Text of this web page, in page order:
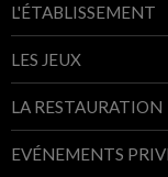
L'ÉTABLISSEMENT
LES JEUX
LA RESTAURATION
EVÉNEMENTS